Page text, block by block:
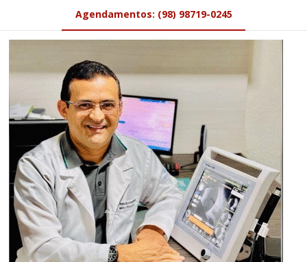
Agendamentos: (98) 98719-0245